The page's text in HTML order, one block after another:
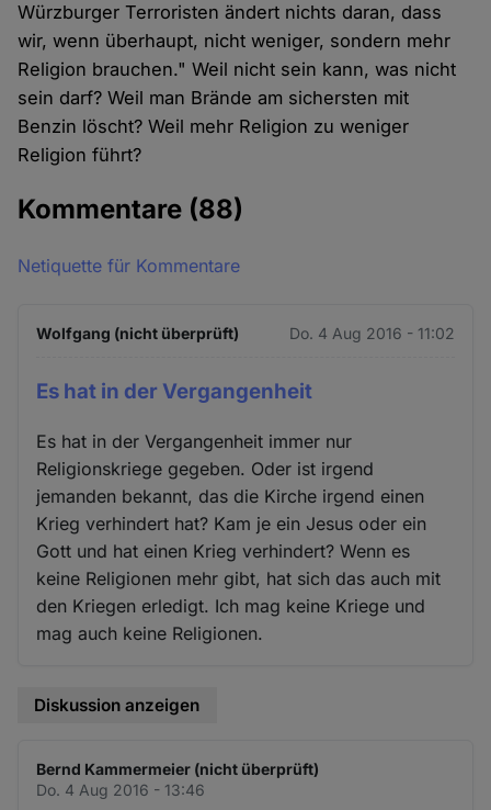
Würzburger Terroristen ändert nichts daran, dass
wir, wenn überhaupt, nicht weniger, sondern mehr
Religion brauchen." Weil nicht sein kann, was nicht
sein darf? Weil man Brände am sichersten mit
Benzin löscht? Weil mehr Religion zu weniger
Religion führt?
Kommentare (88)
Netiquette für Kommentare
Wolfgang (nicht überprüft) Do. 4 Aug 2016 - 11:02
Es hat in der Vergangenheit
Es hat in der Vergangenheit immer nur
Religionskriege gegeben. Oder ist irgend
jemanden bekannt, das die Kirche irgend einen
Krieg verhindert hat? Kam je ein Jesus oder ein
Gott und hat einen Krieg verhindert? Wenn es
keine Religionen mehr gibt, hat sich das auch mit
den Kriegen erledigt. Ich mag keine Kriege und
mag auch keine Religionen.
Diskussion anzeigen
Bernd Kammermeier (nicht überprüft)
Do. 4 Aug 2016 - 13:46